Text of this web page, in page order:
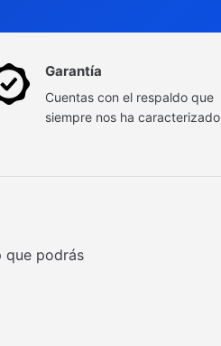
Garantía
Cuentas con el respaldo que
siempre nos ha caracterizado
que podrás